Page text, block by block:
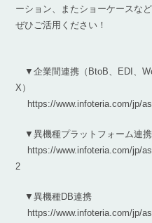
ーション、またショーケースな
ぜひご活用ください！
▼企業間連携（BtoB、EDI、
X）
https://www.infoteria.com/jp/
▼異機種プラットフォーム連携
https://www.infoteria.com/jp/
2
▼異機種DB連携
https://www.infoteria.com/jp/